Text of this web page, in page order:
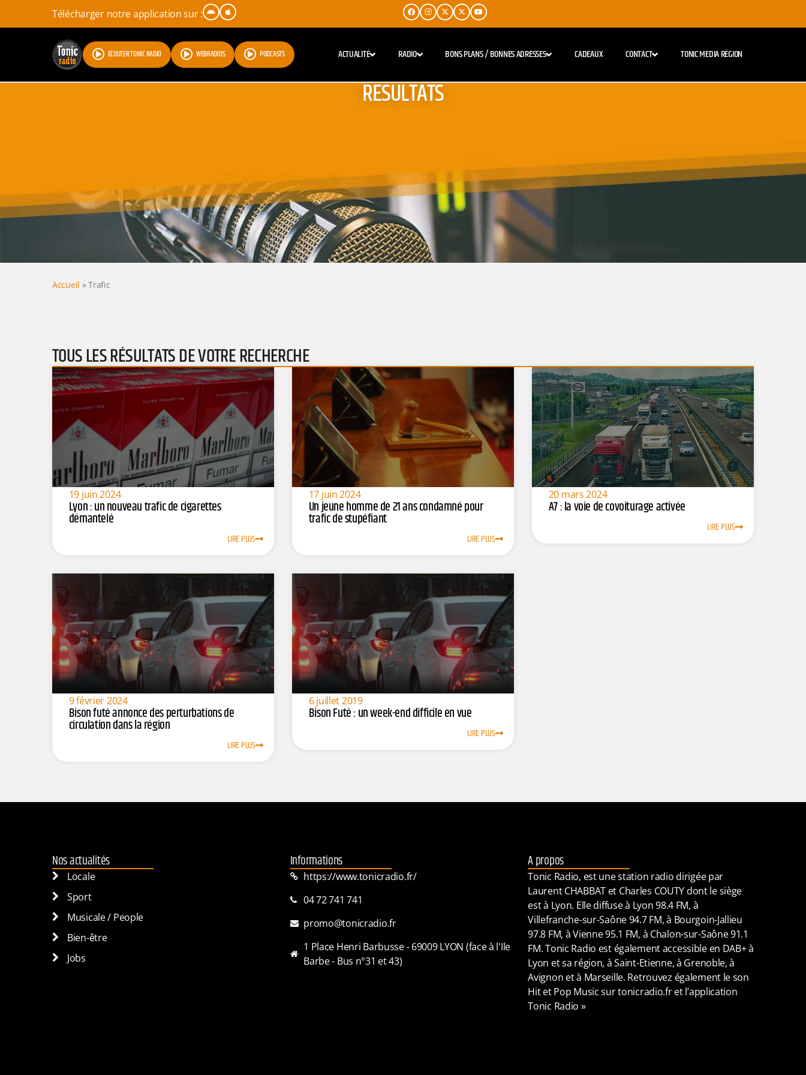
Télécharger notre application sur :
ÉCOUTER TONIC RADIO WEBRADIOS PODCASTS ACTUALITÉ RADIO BONS PLANS / BONNES ADRESSES CADEAUX CONTACT TONIC MEDIA RÉGION
RESULTATS
Accueil »Trafic
TOUS LES RÉSULTATS DE VOTRE RECHERCHE
19 juin 2024
Lyon : un nouveau trafic de cigarettes
démantelé
LIRE PLUS
17 juin 2024
Un jeune homme de 21 ans condamné pour
trafic de stupéfiant
LIRE PLUS
20 mars 2024
A7 : la voie de covoiturage activée
LIRE PLUS
9 février 2024
Bison futé annonce des perturbations de
circulation dans la région
LIRE PLUS
6 juillet 2019
Bison Futé : un week-end difficile en vue
LIRE PLUS
Nos actualités
Locale
Sport
Musicale / People
Bien-être
Jobs
Informations
https://www.tonicradio.fr/
04 72 741 741
promo@tonicradio.fr
1 Place Henri Barbusse - 69009 LYON (face à l'Ile
Barbe - Bus n°31 et 43)
A propos
Tonic Radio, est une station radio dirigée par
Laurent CHABBAT et Charles COUTY dont le siège
est à Lyon. Elle diffuse à Lyon 98.4 FM, à
Villefranche-sur-Saône 94.7 FM, à Bourgoin-Jallieu
97.8 FM, à Vienne 95.1 FM, à Chalon-sur-Saône 91.1
FM. Tonic Radio est également accessible en DAB+ à
Lyon et sa région, à Saint-Etienne, à Grenoble, à
Avignon et à Marseille. Retrouvez également le son
Hit et Pop Music sur tonicradio.fr et l’application
Tonic Radio »